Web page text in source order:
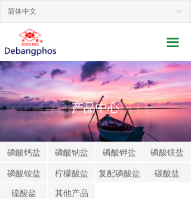
끀
网站首页
关于我们
新闻动态
产品展示
行业应用
联系我们
服务支持
ꀅ
简体中文
CASES CENTE
产品中心
磷酸钙盐 磷酸钠盐 磷酸钾盐
磷酸镁盐
磷酸铵盐
柠檬酸盐 复配磷酸盐
碳酸盐
硫酸盐
其他产品